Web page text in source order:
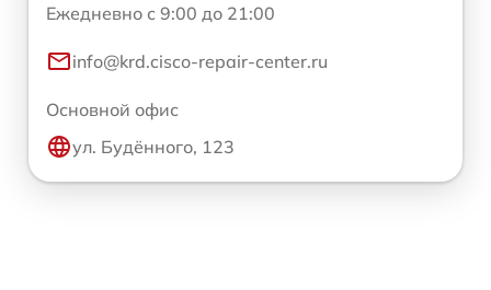
Ежедневно с 9:00 до 21:00
info@krd.cisco-repair-center.ru
Основной офис
ул. Будённого, 123